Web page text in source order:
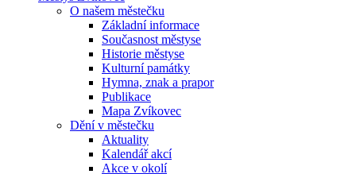
O našem městečku
Základní informace
Současnost městyse
Historie městyse
Kulturní památky
Hymna, znak a prapor
Publikace
Mapa Zvíkovec
Dění v městečku
Aktuality
Kalendář akcí
Akce v okolí